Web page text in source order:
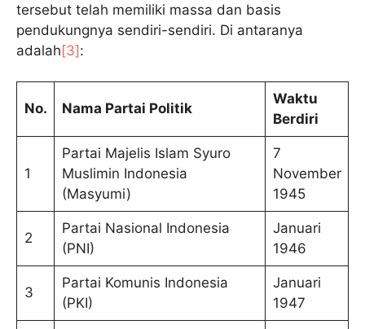
tersebut telah memiliki massa dan basis
pendukungnya sendiri-sendiri. Di antaranya
adalah[3]:
No. Nama Partai Politik
Waktu
Berdiri
1
Partai Majelis Islam Syuro
Muslimin Indonesia
(Masyumi)
7
November
1945
2
Partai Nasional Indonesia
(PNI)
Januari
1946
3
Partai Komunis Indonesia
(PKI)
Januari
1947